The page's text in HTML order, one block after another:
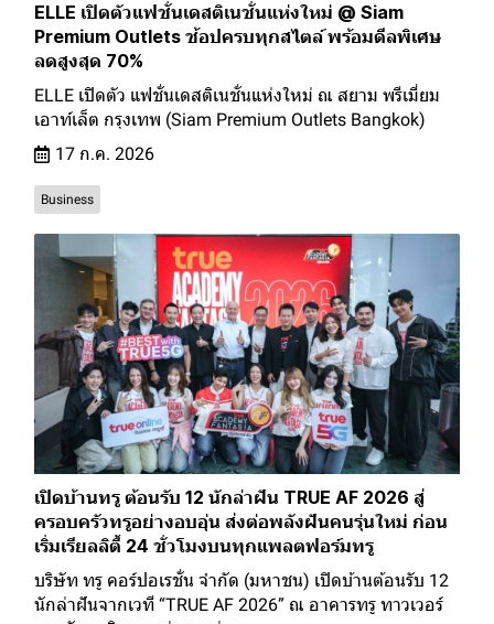
ELLE เปิดตัวแฟชั่นเดสติเนชั่นแห่งใหม่ @ Siam
Premium Outlets ช้อปครบทุกสไตล์ พร้อมดีลพิเศษ
ลดสูงสุด 70%
ELLE เปิดตัว แฟชั่นเดสติเนชั่นแห่งใหม่ ณ สยาม พรีเมี่ยม
เอาท์เล็ต กรุงเทพ (Siam Premium Outlets Bangkok)
17 ก.ค. 2026
Business
เปิดบ้านทรู ต้อนรับ 12 นักล่าฝัน TRUE AF 2026 สู่
ครอบครัวทรูอย่างอบอุ่น ส่งต่อพลังฝันคนรุ่นใหม่ ก่อน
เริ่มเรียลลิตี้ 24 ชั่วโมงบนทุกแพลตฟอร์มทรู
บริษัท ทรู คอร์ปอเรชั่น จำกัด (มหาชน) เปิดบ้านต้อนรับ 12
นักล่าฝันจากเวที “TRUE AF 2026” ณ อาคารทรู ทาวเวอร์